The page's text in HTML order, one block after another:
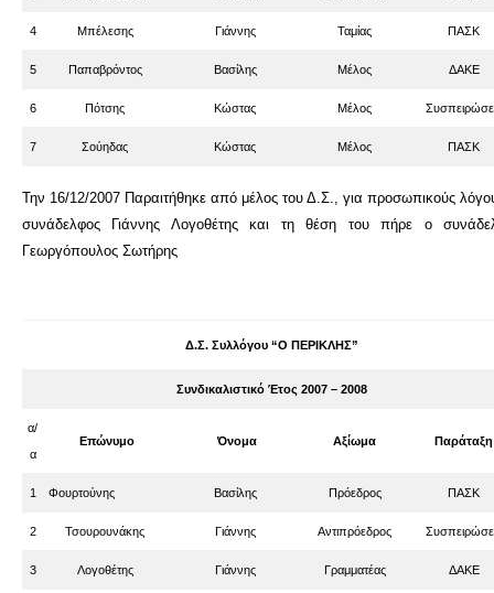
4 Μπέλεσης Γιάννης Ταμίας ΠΑΣΚ
5 Παπαβρόντος Βασίλης Μέλος ΔΑΚΕ
6 Πότσης Κώστας Μέλος
7 Σούηδας Κώστας Μέλος ΠΑΣΚ
Την 16/12/2007 Παραιτήθηκε από μέλος του Δ.Σ., για προσωπικούς
συνάδελφος Γιάννης Λογοθέτης και τη θέση του πήρε ο
Γεωργόπουλος Σωτήρης
Δ.Σ. Συλλόγου “Ο ΠΕΡΙΚΛΗΣ”
Συνδικαλιστικό Έτος 2007 – 2008
α/
α
Επώνυμο Όνομα Αξίωμα Παράταξη
1 Φουρτούνης Βασίλης Πρόεδρος ΠΑΣΚ
2 Τσουρουνάκης Γιάννης Αντιπρόεδρος
3 Λογοθέτης Γιάννης Γραμματέας ΔΑΚΕ